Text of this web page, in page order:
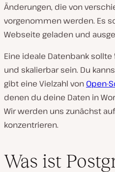
Änderungen, die von
vorgenommen werden. Es
Webseite geladen und
Eine ideale Datenbank
und skalierbar sein. Du
gibt eine Vielzahl von Open-
denen du deine Daten in
Wir werden uns zunächst auf
konzentrieren.
Was ist